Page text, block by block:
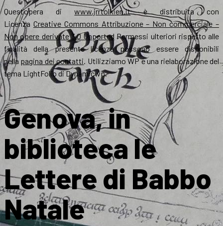
Quest’opera diwww.jrrtolkien.itè distribuita con
Licenza Creative Commons Attribuzione – Non commerciale –
Non opere derivate 3.0 UnportedPermessi ulteriori rispetto alle
finalità della presente licenza possono essere disponibili
nella pagina dei contatti. Utilizziamo WP e una rielaborazione del
tema LightFolio di Dynamicwp.
Genova, in
biblioteca le
Lettere di Babbo
Natale